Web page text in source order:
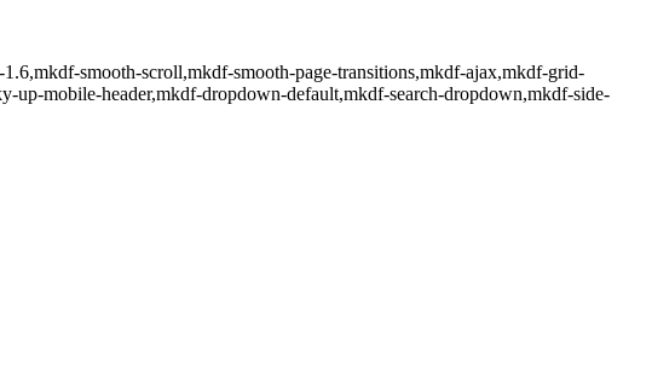
smooth-scroll,mkdf-smooth-page-transitions,mkdf-ajax,mkdf-grid-
up-mobile-header,mkdf-dropdown-default,mkdf-search-dropdown,mkdf-side-